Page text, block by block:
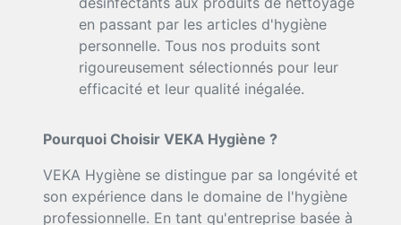
en passant par les articles d'hygiène
personnelle. Tous nos produits sont
rigoureusement sélectionnés pour leur
efficacité et leur qualité inégalée.
Pourquoi Choisir VEKA Hygiène ?
VEKA Hygiène se distingue par sa longévité et
son expérience dans le domaine de l'hygiène
professionnelle. En tant qu'entreprise basée à